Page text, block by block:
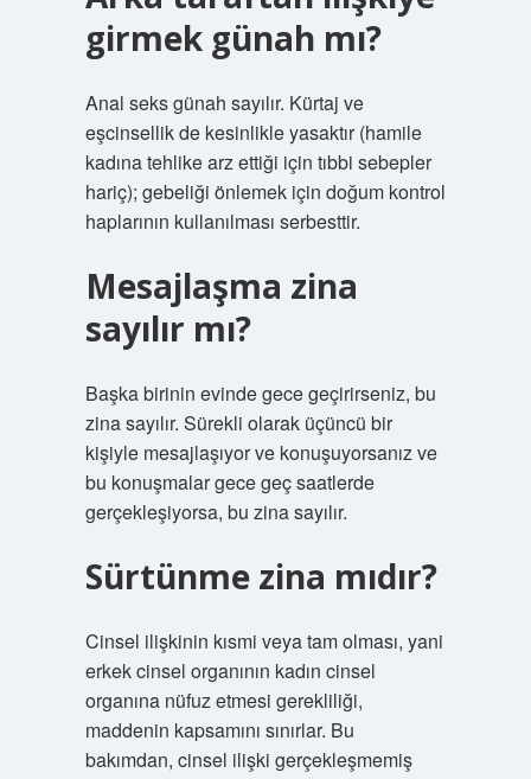
girmek günah mı?
Anal seks günah sayılır. Kürtaj ve
eşcinsellik de kesinlikle yasaktır (hamile
kadına tehlike arz ettiği için tıbbi sebepler
hariç); gebeliği önlemek için doğum kontrol
haplarının kullanılması serbesttir.
Mesajlaşma zina
sayılır mı?
Başka birinin evinde gece geçirirseniz, bu
zina sayılır. Sürekli olarak üçüncü bir
kişiyle mesajlaşıyor ve konuşuyorsanız ve
bu konuşmalar gece geç saatlerde
gerçekleşiyorsa, bu zina sayılır.
Sürtünme zina mıdır?
Cinsel ilişkinin kısmi veya tam olması, yani
erkek cinsel organının kadın cinsel
organına nüfuz etmesi gerekliliği,
maddenin kapsamını sınırlar. Bu
bakımdan, cinsel ilişki gerçekleşmemiş